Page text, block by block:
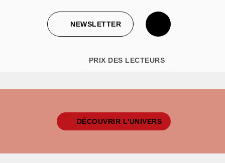
NEWSLETTER
PRIX DES LECTEURS
DÉCOUVRIR L'UNIVERS